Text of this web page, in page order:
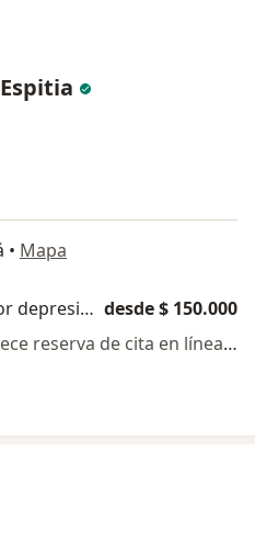
• Mapa
Consulta psicológica por depresión desde $ 150.000
Este especialista no ofrece reserva de cita en línea en esta dirección.